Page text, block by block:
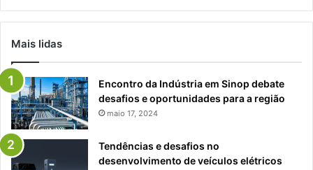
Mais lidas
Encontro da Indústria em Sinop debate
desafios e oportunidades para a região
maio 17, 2024
Tendências e desafios no
desenvolvimento de veículos elétricos